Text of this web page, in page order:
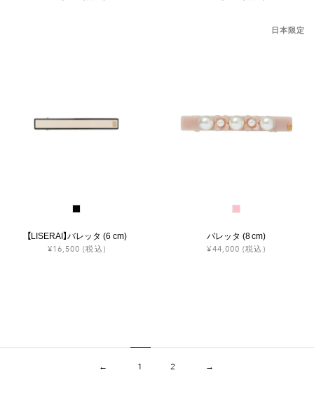
【LISERAI】バレッタ (6 cm)
¥16,500 (税込)
日本限定
バレッタ (8 cm)
¥44,000 (税込)
← 1 2 →